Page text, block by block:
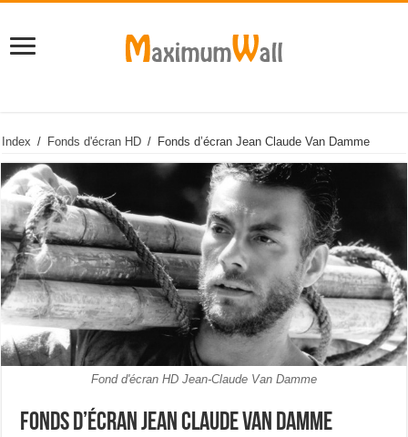
Index / Fonds d'écran HD / Fonds d’écran Jean Claude Van Damme
Fond d'écran HD Jean-Claude Van Damme
Fonds d’écran Jean Claude Van Damme